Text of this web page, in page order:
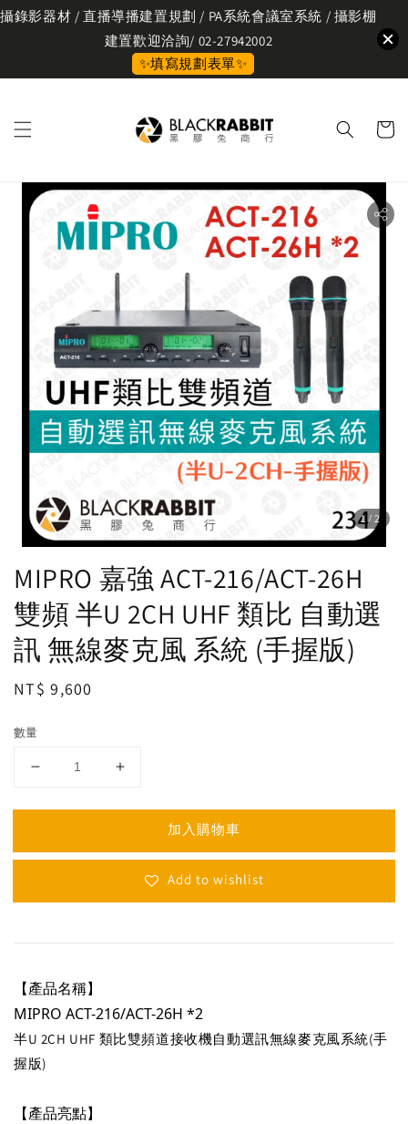
攝錄影器材 / 直播導播建置規劃 / PA系統會議室系統 / 攝影棚
建置歡迎洽詢/ 02-27942002
✨填寫規劃表單✨
1 /2
MIPRO 嘉強 ACT-216/ACT-26H
雙頻 半U 2CH UHF 類比 自動選
訊 無線麥克風 系統 (手握版)
Regular
NT$ 9,600
數量
加入購物車
Add to wishlist
【產品名稱】
MIPRO ACT-216/ACT-26H *2
半U 2CH UHF 類比雙頻道接收機自動選訊無線麥克風系統(手
握版)
【產品亮點】